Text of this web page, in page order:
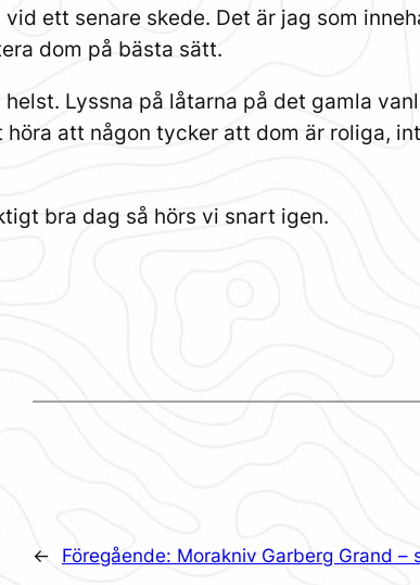
vid ett senare skede. Det är jag som
dom på bästa sätt.
helst. Lyssna på låtarna på det gamla
höra att någon tycker att dom är roliga,
bra dag så hörs vi snart igen.
← Föregående: Morakniv Garberg Grand –